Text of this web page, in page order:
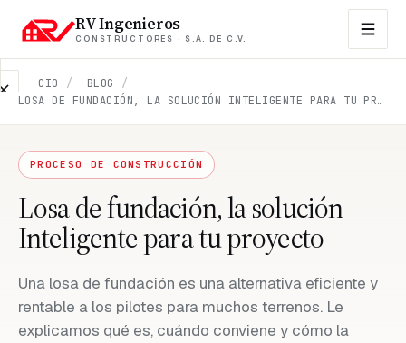
RV Ingenieros
CONSTRUCTORES · S.A. DE C.V.
EMPRESA
Sobre
Propiedades
en
FAQs
Contacto
INICIO / BLOG
/
LOSA DE FUNDACIÓN, LA SOLUCIÓN INTELIGENTE PARA TU PROYECTO
PROCESO DE CONSTRUCCIÓN
Losa de fundación, la solución
Inteligente para tu proyecto
Una losa de fundación es una alternativa eficiente y
rentable a los pilotes para muchos terrenos. Le
explicamos qué es, cuándo conviene y cómo la